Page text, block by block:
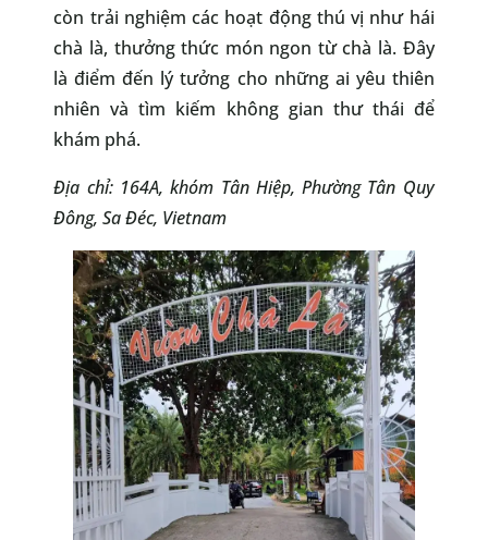
còn trải nghiệm các hoạt động thú vị như hái
chà là, thưởng thức món ngon từ chà là. Đây
là điểm đến lý tưởng cho những ai yêu thiên
nhiên và tìm kiếm không gian thư thái để
khám phá.
Địa chỉ: 164A, khóm Tân Hiệp, Phường Tân Quy
Đông, Sa Đéc, Vietnam